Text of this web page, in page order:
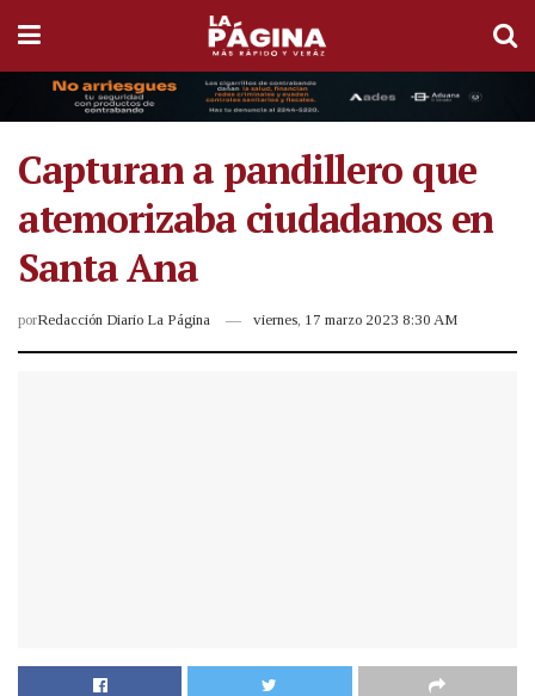
Capturan a pandillero que
atemorizaba ciudadanos en
Santa Ana
porRedacción Diario La Página viernes, 17 marzo 2023 8:30 AM